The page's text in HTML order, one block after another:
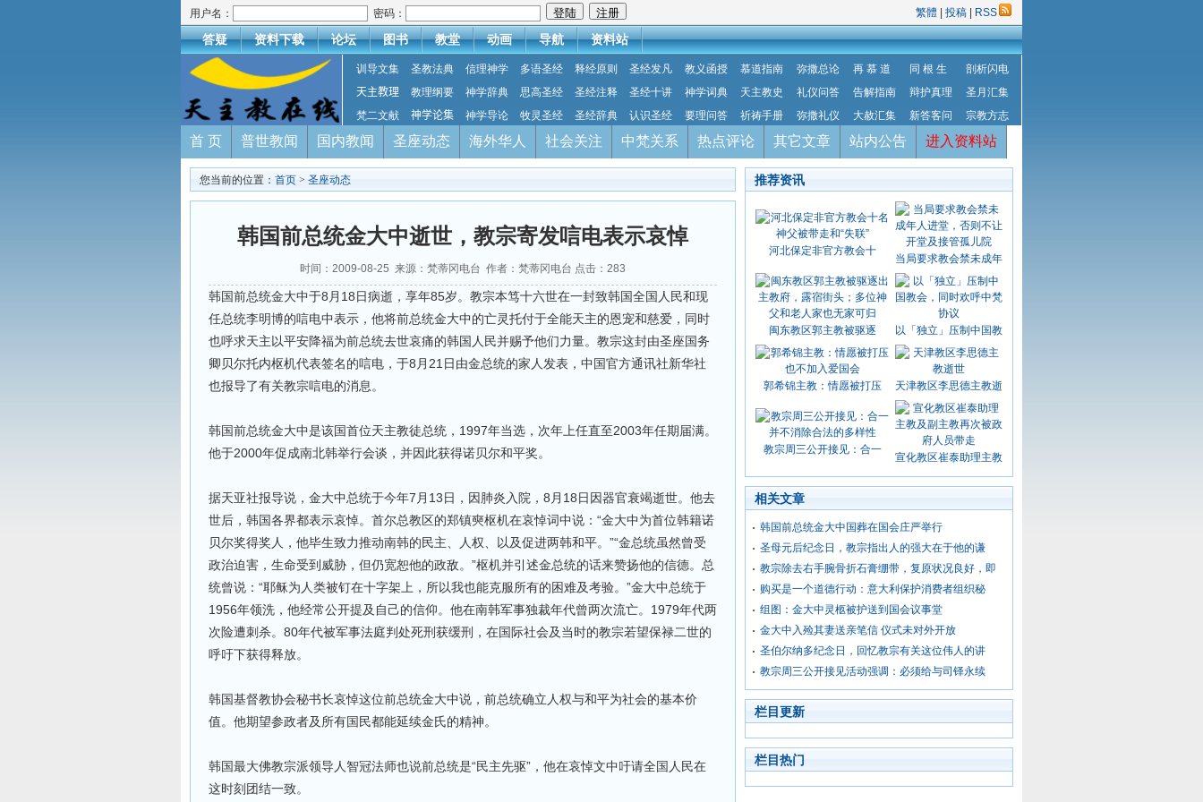
用户名： 密码： 繁體 投稿 RSS
答疑 资料下载 论坛 图书 教堂 动画 导航 资料站
训导文集 圣教法典 信理神学 多语圣经 释经原则 圣经发凡 教义函授 慕道指南 弥撒总论 再 慕 道 同 根 生
剖析闪电
天主教理
教理纲要 神学辞典 思高圣经 圣经注释 圣经十讲 神学词典 天主教史 礼仪问答 告解指南 辩护真理
圣月汇集
梵二文献
神学论集 神学导论 牧灵圣经 圣经辞典 认识圣经 要理问答 祈祷手册 弥撒礼仪 大赦汇集 新答客问 宗教方志
首 页 普世教闻 国内教闻 圣座动态 海外华人 社会关注 中梵关系 热点评论 其它文章 站内公告 进入资料站
您当前的位置： 首页 > 圣座动态
韩国前总统金大中逝世，教宗寄发唁电表示哀悼
时间：2009-08-25 来源：梵蒂冈电台 作者：梵蒂冈电台 点击： 283
韩国前总统金大中于8月18日病逝，享年85岁。教宗本笃十六世在一封致韩国全国人民和现
任总统李明博的唁电中表示，他将前总统金大中的亡灵托付于全能天主的恩宠和慈爱，同时
也呼求天主以平安降福为前总统去世哀痛的韩国人民并赐予他们力量。教宗这封由圣座国务
卿贝尔托内枢机代表签名的唁电，于8月21日由金总统的家人发表，中国官方通讯社新华社
也报导了有关教宗唁电的消息。
韩国前总统金大中是该国首位天主教徒总统，1997年当选，次年上任直至2003年任期届满。
他于2000年促成南北韩举行会谈，并因此获得诺贝尔和平奖。
据天亚社报导说，金大中总统于今年7月13日，因肺炎入院，8月18日因器官衰竭逝世。他去
世后，韩国各界都表示哀悼。首尔总教区的郑镇奭枢机在哀悼词中说：“金大中为首位韩籍诺
贝尔奖得奖人，他毕生致力推动南韩的民主、人权、以及促进两韩和平。”“金总统虽然曾受
政治迫害，生命受到威胁，但仍宽恕他的政敌。”枢机并引述金总统的话来赞扬他的信德。总
统曾说：“耶稣为人类被钉在十字架上，所以我也能克服所有的困难及考验。”金大中总统于
1956年领洗，他经常公开提及自己的信仰。他在南韩军事独裁年代曾两次流亡。1979年代两
次险遭刺杀。80年代被军事法庭判处死刑获缓刑，在国际社会及当时的教宗若望保禄二世的
呼吁下获得释放。
韩国基督教协会秘书长哀悼这位前总统金大中说，前总统确立人权与和平为社会的基本价
值。他期望参政者及所有国民都能延续金氏的精神。
韩国最大佛教宗派领导人智冠法师也说前总统是“民主先驱”，他在哀悼文中吁请全国人民在
这时刻团结一致。
推荐资讯
河北保定非官方教会十
当局要求教会禁未成年
闽东教区郭主教被驱逐 以「独立」压制中国教
郭希锦主教：情愿被打压 天津教区李思德主教逝
教宗周三公开接见：合一
宣化教区崔泰助理主教
相关文章
韩国前总统金大中国葬在国会庄严举行
圣母元后纪念日，教宗指出人的强大在于他的谦
教宗除去右手腕骨折石膏绷带，复原状况良好，即
购买是一个道德行动：意大利保护消费者组织秘
组图：金大中灵柩被护送到国会议事堂
金大中入殓其妻送亲笔信 仪式未对外开放
圣伯尔纳多纪念日，回忆教宗有关这位伟人的讲
教宗周三公开接见活动强调：必须给与司铎永续
栏目更新
栏目热门